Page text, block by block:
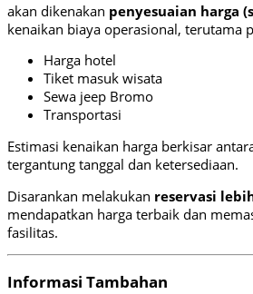
akan dikenakan penyesuaian harga
kenaikan biaya operasional, terutama
Harga hotel
Tiket masuk wisata
Sewa jeep Bromo
Transportasi
Estimasi kenaikan harga berkisar
tergantung tanggal dan ketersediaan.
Disarankan melakukan reservasi
mendapatkan harga terbaik dan
fasilitas.
Informasi Tambahan